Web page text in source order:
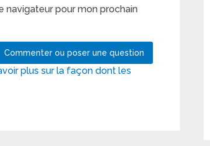
navigateur pour mon prochain
plus sur la façon dont les